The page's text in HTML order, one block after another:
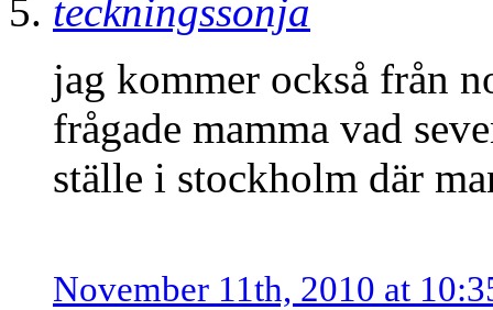
teckningssonja
jag kommer också från
frågade mamma vad
ställe i stockholm där
November 11th, 2010 at